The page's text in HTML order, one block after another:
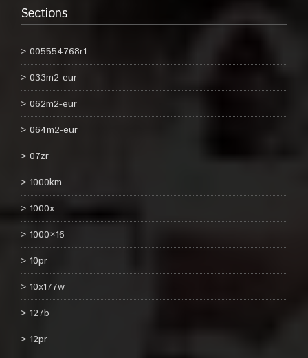
Sections
005554768r1
033m2-eur
062m2-eur
064m2-eur
07zr
1000km
1000x
1000×16
10pr
10x177w
127b
12pr